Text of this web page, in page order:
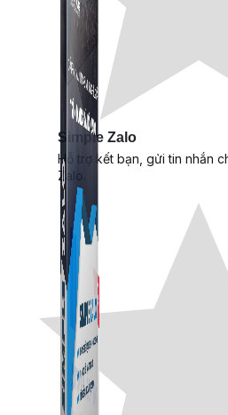
Simple Zalo
Hỗ trợ kết bạn, gửi tin nhắn
Zalo.